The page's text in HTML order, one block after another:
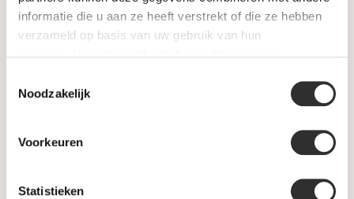
informatie die u aan ze heeft verstrekt of die ze hebben
verzameld op basis van uw gebruik van hun
Noodzakelijk
Voorkeuren
Statistieken
PRE-OWNED
Maatwerk